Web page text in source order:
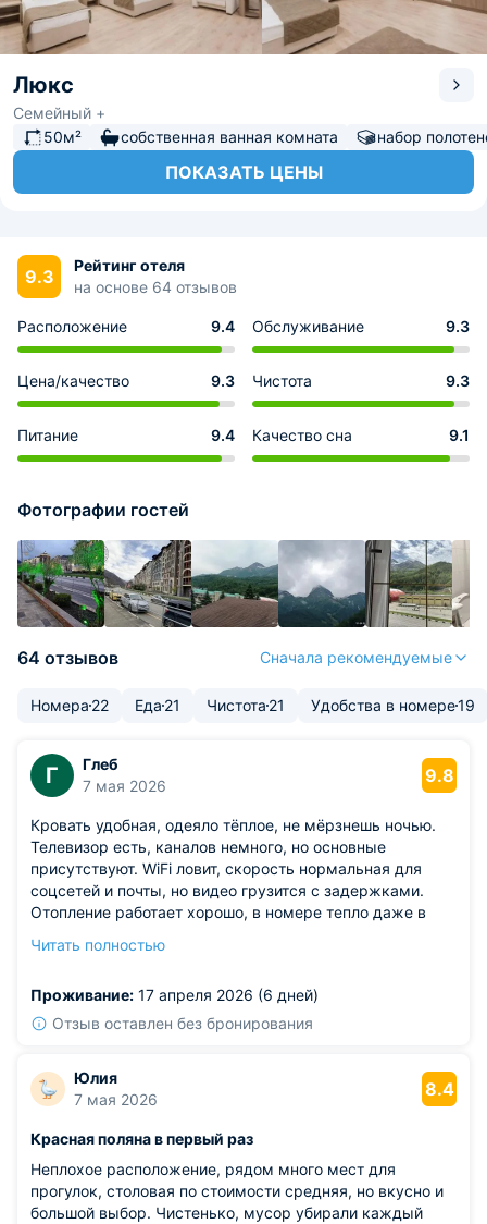
Люкс
Семейный +
50м²
собственная ванная комната набор
ПОКАЗАТЬ ЦЕНЫ
9.3
Рейтинг отеля
на основе 64 отзывов
Расположение 9.4 Обслуживание 9.3
Цена/качество 9.3 Чистота 9.3
Питание 9.4 Качество сна 9.1
Фотографии гостей
64 отзывов Сначала рекомендуемые
Номера 22 Еда 21 Чистота 21 Удобства в номере19
Г
Глеб
7 мая 2026
9.8
Кровать удобная, одеяло тёплое, не мёрзнешь ночью.
Телевизор есть, каналов немного, но основные
присутствуют. WiFi ловит, скорость нормальная для
соцсетей и почты, но видео грузится с задержками.
Отопление работает хорошо, в номере тепло даже в
комната аккуратная, сантехника исправная.
сушить волосы после душа, приходится ждать, пока
высохнут естественным путём. В остальном всё
Читать полностью
Проживание: 17 апреля 2026 (6 дней)
Отзыв оставлен без бронирования
Юлия
7 мая 2026
8.4
Красная поляна в первый раз
Неплохое расположение, рядом много мест для
прогулок, столовая по стоимости средняя, но вкусно и
большой выбор. Чистенько, мусор убирали каждый